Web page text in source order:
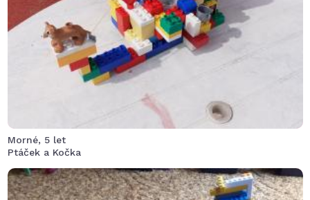
vybavení prozkoumávali okolí chrlící sopky.
Morné, 5 let
Ptáček a Kočka